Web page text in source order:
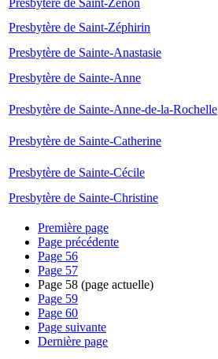
Presbytère de Saint-Zénon
Presbytère de Saint-Zéphirin
Presbytère de Sainte-Anastasie
Presbytère de Sainte-Anne
Presbytère de Sainte-Anne-de-la-Rochelle
Presbytère de Sainte-Catherine
Presbytère de Sainte-Cécile
Presbytère de Sainte-Christine
Première page
Page précédente
Page 56
Page 57
Page 58 (page actuelle)
Page 59
Page 60
Page suivante
Dernière page